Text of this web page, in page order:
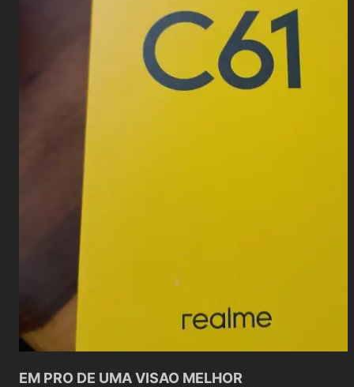
EM PRO DE UMA VISAO MELHOR